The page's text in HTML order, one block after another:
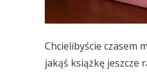
Chcielibyście czasem
jakąś książkę jeszcze